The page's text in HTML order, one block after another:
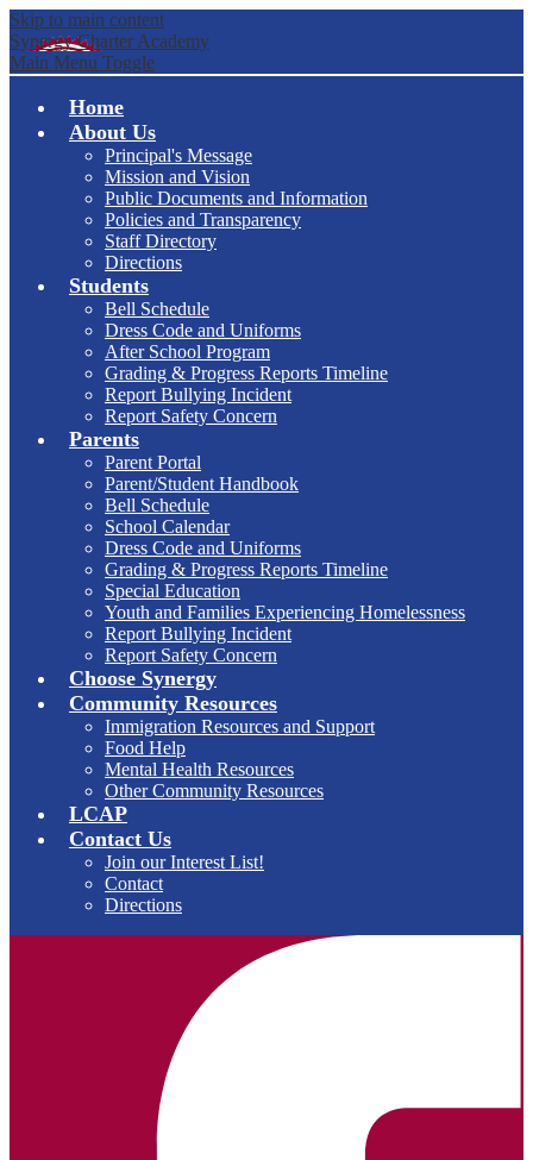
Skip to main content
Synergy Charter Academy
Main Menu Toggle
Home
About Us
Principal's Message
Mission and Vision
Public Documents and Information
Policies and Transparency
Staff Directory
Directions
Students
Bell Schedule
Dress Code and Uniforms
After School Program
Grading & Progress Reports Timeline
Report Bullying Incident
Report Safety Concern
Parents
Parent Portal
Parent/Student Handbook
Bell Schedule
School Calendar
Dress Code and Uniforms
Grading & Progress Reports Timeline
Special Education
Youth and Families Experiencing Homelessness
Report Bullying Incident
Report Safety Concern
Choose Synergy
Community Resources
Immigration Resources and Support
Food Help
Mental Health Resources
Other Community Resources
LCAP
Contact Us
Join our Interest List!
Contact
Directions